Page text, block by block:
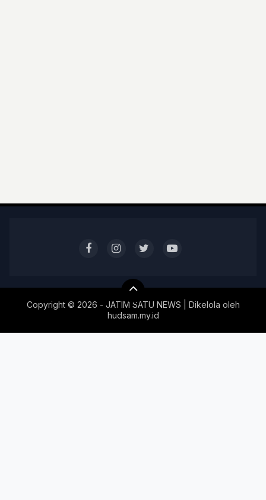
Copyright © 2026 - JATIM SATU NEWS | Dikelola oleh
hudsam.my.id